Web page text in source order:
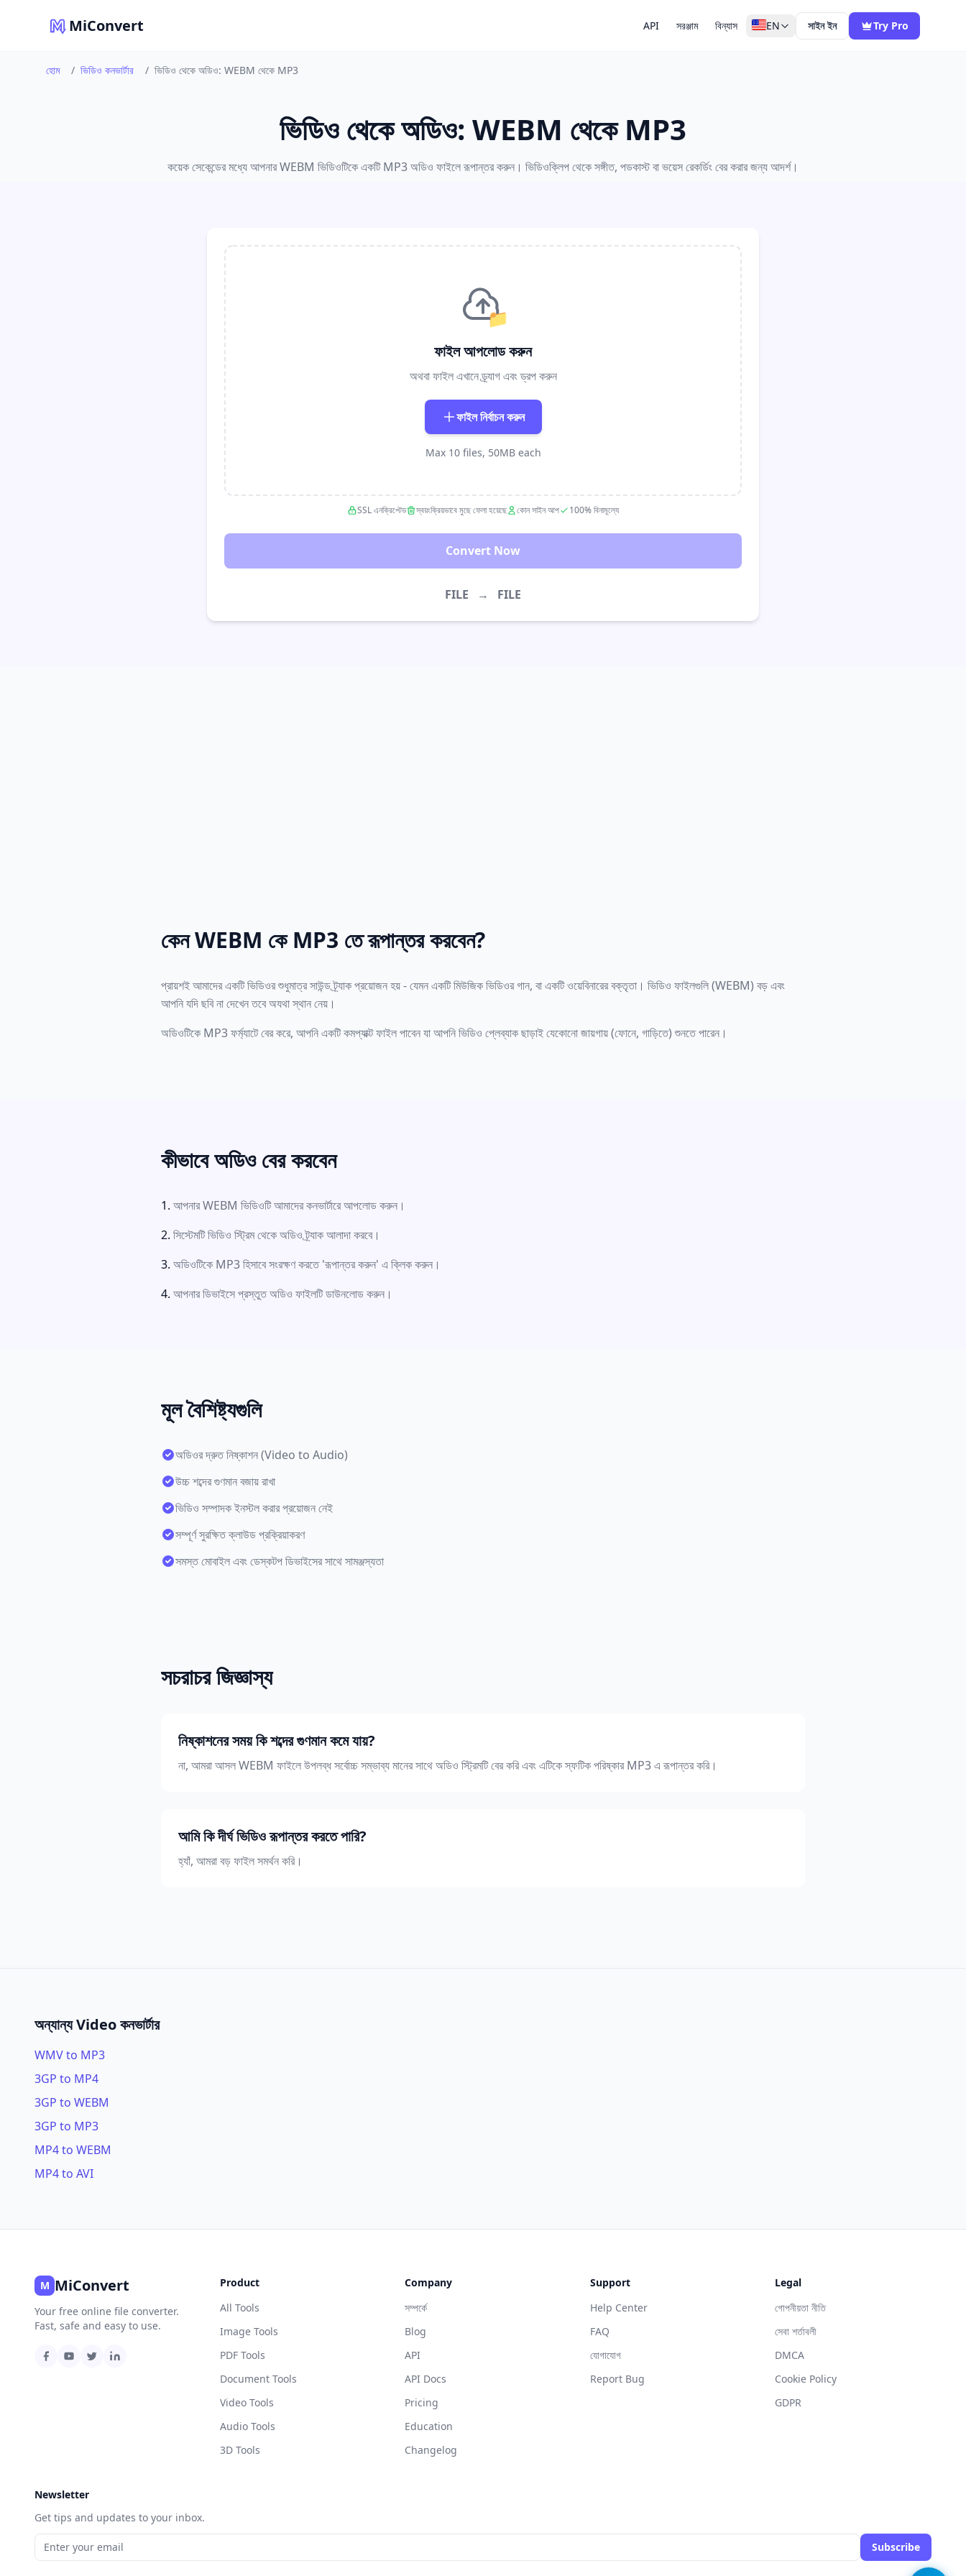
MiConvert API সরঞ্জাম বিন্যাস EN সাইন ইন Try Pro
হোম / ভিডিও কনভার্টার / ভিডিও থেকে অডিও: WEBM থেকে MP3
ভিডিও থেকে অডিও: WEBM থেকে MP3
কয়েক সেকেন্ডের মধ্যে আপনার WEBM ভিডিওটিকে একটি MP3 অডিও ফাইলে রূপান্তর করুন। ভিডিওক্লিপ থেকে সঙ্গীত, পডকাস্ট বা ভয়েস রেকর্ডিং বের করার জন্য আদর্শ।
📁
ফাইল আপলোড করুন
অথবা ফাইল এখানে ড্র্যাগ এবং ড্রপ করুন
ফাইল নির্বাচন করুন
Max 10 files, 50MB each
SSL এনক্রিপ্টেড স্বয়ংক্রিয়ভাবে মুছে ফেলা হয়েছে কোন সাইন আপ 100% বিনামূল্যে
Convert Now
FILE → FILE
কেন WEBM কে MP3 তে রূপান্তর করবেন?
প্রায়শই আমাদের একটি ভিডিওর শুধুমাত্র সাউন্ড ট্র্যাক প্রয়োজন হয় - যেমন একটি মিউজিক ভিডিওর গান, বা একটি ওয়েবিনারের বক্তৃতা। ভিডিও ফাইলগুলি (WEBM) বড় এবং
আপনি যদি ছবি না দেখেন তবে অযথা স্থান নেয়।
অডিওটিকে MP3 ফর্ম্যাটে বের করে, আপনি একটি কমপ্যাক্ট ফাইল পাবেন যা আপনি ভিডিও প্লেব্যাক ছাড়াই যেকোনো জায়গায় (ফোনে, গাড়িতে) শুনতে পারেন।
কীভাবে অডিও বের করবেন
আপনার WEBM ভিডিওটি আমাদের কনভার্টারে আপলোড করুন।
সিস্টেমটি ভিডিও স্ট্রিম থেকে অডিও ট্র্যাক আলাদা করবে।
অডিওটিকে MP3 হিসাবে সংরক্ষণ করতে 'রূপান্তর করুন' এ ক্লিক করুন।
আপনার ডিভাইসে প্রস্তুত অডিও ফাইলটি ডাউনলোড করুন।
মূল বৈশিষ্ট্যগুলি
অডিওর দ্রুত নিষ্কাশন (Video to Audio)
উচ্চ শব্দের গুণমান বজায় রাখা
ভিডিও সম্পাদক ইনস্টল করার প্রয়োজন নেই
সম্পূর্ণ সুরক্ষিত ক্লাউড প্রক্রিয়াকরণ
সমস্ত মোবাইল এবং ডেস্কটপ ডিভাইসের সাথে সামঞ্জস্যতা
সচরাচর জিজ্ঞাস্য
নিষ্কাশনের সময় কি শব্দের গুণমান কমে যায়?
না, আমরা আসল WEBM ফাইলে উপলব্ধ সর্বোচ্চ সম্ভাব্য মানের সাথে অডিও স্ট্রিমটি বের করি এবং এটিকে স্ফটিক পরিষ্কার MP3 এ রূপান্তর করি।
আমি কি দীর্ঘ ভিডিও রূপান্তর করতে পারি?
হ্যাঁ, আমরা বড় ফাইল সমর্থন করি।
অন্যান্য Video কনভার্টার
WMV to MP3
3GP to MP4
3GP to WEBM
3GP to MP3
MP4 to WEBM
MP4 to AVI
M MiConvert
Your free online file converter.
Fast, safe and easy to use.
Product
All Tools
Image Tools
PDF Tools
Document Tools
Video Tools
Audio Tools
3D Tools
Company
সম্পর্কে
Blog
API
API Docs
Pricing
Education
Changelog
Support
Help Center
FAQ
যোগাযোগ
Report Bug
Legal
গোপনীয়তা নীতি
সেবা শর্তাবলী
DMCA
Cookie Policy
GDPR
Newsletter
Get tips and updates to your inbox.
Subscribe